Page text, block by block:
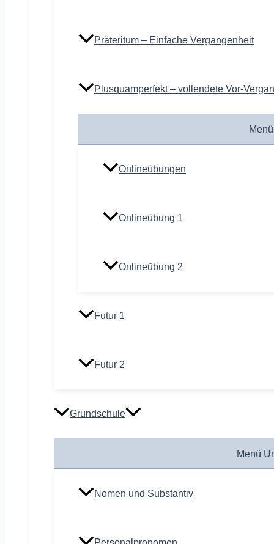
Präteritum – Einfache Vergangenheit
Plusquamperfekt – vollendete Vor-
Onlineübungen
Onlineübung 1
Onlineübung 2
Futur 1
Futur 2
Grundschule
Menü
Nomen und Substantiv